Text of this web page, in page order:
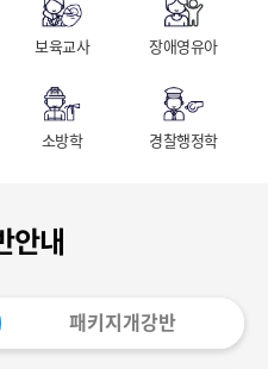
보육교사 장애영유아
소방학 경찰행정학
안내
패키지개강반